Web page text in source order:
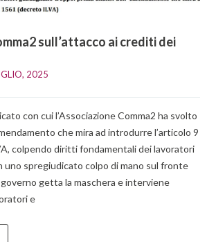
sull’attacco ai crediti dei
2025
con cui l’Associazione Comma2 ha svolto
che mira ad introdurre l’articolo 9
colpendo diritti fondamentali dei lavoratori
uno spregiudicato colpo di mano sul fronte
getta la maschera e interviene
e